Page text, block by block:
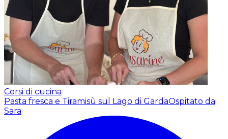
Corsi di cucina
Pasta fresca e Tiramisù sul Lago di GardaOspitato da
Sara